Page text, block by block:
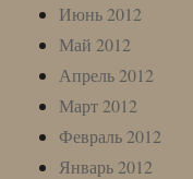
Июнь 2012
Май 2012
Апрель 2012
Март 2012
Февраль 2012
Январь 2012